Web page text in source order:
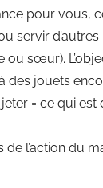
pour vous,
servir
ou sœur).
des jouets
= ce qui est
de l’action du